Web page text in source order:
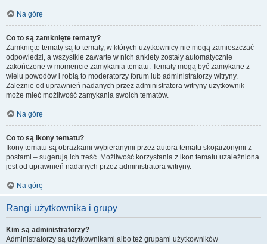
Na górę
Co to są zamknięte tematy?
Zamknięte tematy są to tematy, w których użytkownicy nie mogą zamieszczać
odpowiedzi, a wszystkie zawarte w nich ankiety zostały automatycznie
zakończone w momencie zamykania tematu. Tematy mogą być zamykane z
wielu powodów i robią to moderatorzy forum lub administratorzy witryny.
Zależnie od uprawnień nadanych przez administratora witryny użytkownik
może mieć możliwość zamykania swoich tematów.
Na górę
Co to są ikony tematu?
Ikony tematu są obrazkami wybieranymi przez autora tematu skojarzonymi z
postami – sugerują ich treść. Możliwość korzystania z ikon tematu uzależniona
jest od uprawnień nadanych przez administratora witryny.
Na górę
Rangi użytkownika i grupy
Kim są administratorzy?
Administratorzy są użytkownikami albo też grupami użytkowników